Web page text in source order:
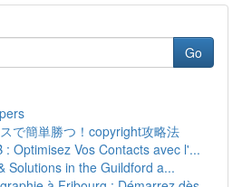
Go
で簡単勝つ！copyright攻略法
: Optimisez Vos Contacts avec l'...
Solutions in the Guildford a...